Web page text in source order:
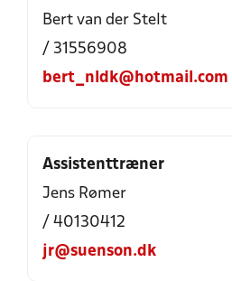
Bert van der Stelt
/ 31556908
bert_nldk@hotmail.com
Assistenttræner
Jens Rømer
/ 40130412
jr@suenson.dk